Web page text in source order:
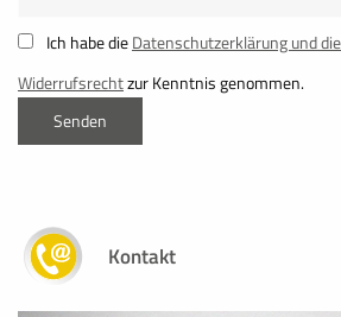
Ich habe dieDatenschutzerklärung und
Widerrufsrechtzur Kenntnis genommen.
Kontakt
fe_typo_user